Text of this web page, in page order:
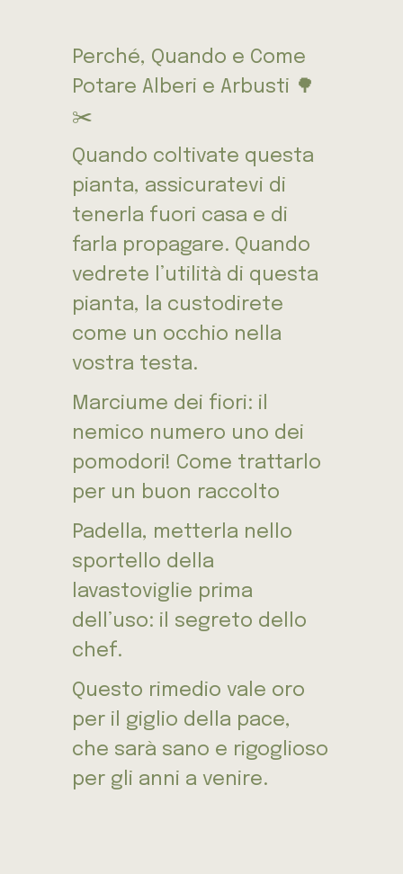
Perché, Quando e Come
Potare Alberi e Arbusti 🌳
✂️
Quando coltivate questa
pianta, assicuratevi di
tenerla fuori casa e di
farla propagare. Quando
vedrete l’utilità di questa
pianta, la custodirete
come un occhio nella
vostra testa.
Marciume dei fiori: il
nemico numero uno dei
pomodori! Come trattarlo
per un buon raccolto
Padella, metterla nello
sportello della
lavastoviglie prima
dell’uso: il segreto dello
chef.
Questo rimedio vale oro
per il giglio della pace,
che sarà sano e rigoglioso
per gli anni a venire.